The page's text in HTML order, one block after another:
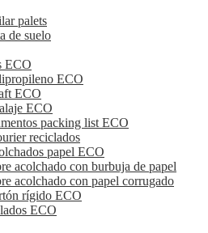
palets
de suelo
ECO
ECO
ECO
ECO
packing list ECO
reciclados
papel ECO
acolchado con burbuja de papel
acolchado con papel corrugado
rígido ECO
ECO